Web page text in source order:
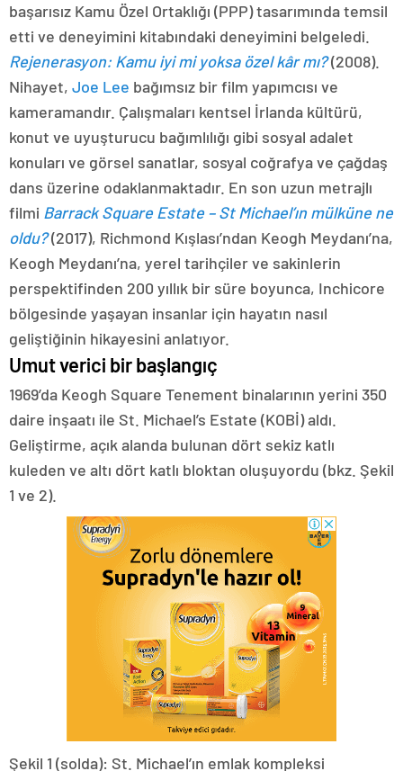
başarısız Kamu Özel Ortaklığı (PPP) tasarımında temsil
etti ve deneyimini kitabındaki deneyimini belgeledi.
Rejenerasyon: Kamu iyi mi yoksa özel kâr mı?(2008).
Nihayet, Joe Lee bağımsız bir film yapımcısı ve
kameramandır. Çalışmaları kentsel İrlanda kültürü,
konut ve uyuşturucu bağımlılığı gibi sosyal adalet
konuları ve görsel sanatlar, sosyal coğrafya ve çağdaş
dans üzerine odaklanmaktadır. En son uzun metrajlı
filmi Barrack Square Estate – St Michael’ın mülküne ne
oldu?(2017), Richmond Kışlası’ndan Keogh Meydanı’na,
Keogh Meydanı’na, yerel tarihçiler ve sakinlerin
perspektifinden 200 yıllık bir süre boyunca, Inchicore
bölgesinde yaşayan insanlar için hayatın nasıl
geliştiğinin hikayesini anlatıyor.
Umut verici bir başlangıç
1969’da Keogh Square Tenement binalarının yerini 350
daire inşaatı ile St. Michael’s Estate (KOBİ) aldı.
Geliştirme, açık alanda bulunan dört sekiz katlı
kuleden ve altı dört katlı bloktan oluşuyordu (bkz. Şekil
1 ve 2).
Şekil 1 (solda): St. Michael’ın emlak kompleksi